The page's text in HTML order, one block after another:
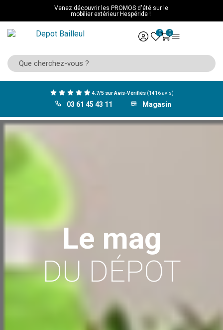
Venez découvrir les PROMOS d'été sur le
mobilier extérieur Hespéride !
0 0
4.7/5 sur Avis-Vérifiés (1416 avis)
03 61 45 43 11 Magasin
Le mag
DU DÉPOT